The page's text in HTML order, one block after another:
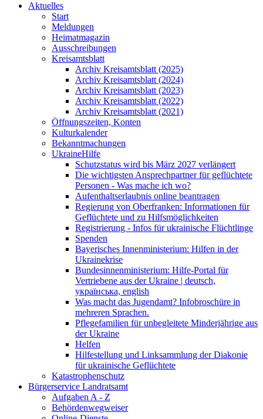
Aktuelles
Start
Meldungen
Heimatmagazin
Ausschreibungen
Kreisamtsblatt
Archiv Kreisamtsblatt (2025)
Archiv Kreisamtsblatt (2024)
Archiv Kreisamtsblatt (2023)
Archiv Kreisamtsblatt (2022)
Archiv Kreisamtsblatt (2021)
Öffnungszeiten, Konten
Kulturkalender
Bekanntmachungen
UkraineHilfe
Schutzstatus wird bis März 2027 verlängert
Die wichtigsten Ansprechpartner für geflüchtete
Personen - Was mache ich wo?
Aufenthaltserlaubnis online beantragen
Regierung von Oberfranken: Informationen für
Geflüchtete und zu Hilfsmöglichkeiten
Registrierung - Infos für ukrainische Flüchtlinge
Spenden
Bayerisches Innenministerium: Hilfen in der
Ukrainekrise
Bundesinnenministerium: Hilfe-Portal für
Vertriebene aus der Ukraine | deutsch,
українська, english
Was macht das Jugendamt? Infobroschüre in
mehreren Sprachen.
Pflegefamilien für unbegleitete Minderjährige aus
der Ukraine
Helfen
Hilfestellung und Linksammlung der Diakonie
für ukrainische Geflüchtete
Katastrophenschutz
Bürgerservice Landratsamt
Aufgaben A - Z
Behördenwegweiser